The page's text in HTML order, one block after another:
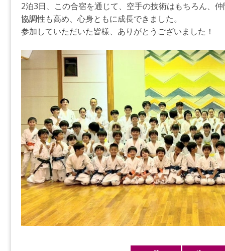
2泊3日、この合宿を通じて、空手の技術はもちろん、
協調性も高め、心身ともに成長できました。
参加していただいた皆様、ありがとうございました！